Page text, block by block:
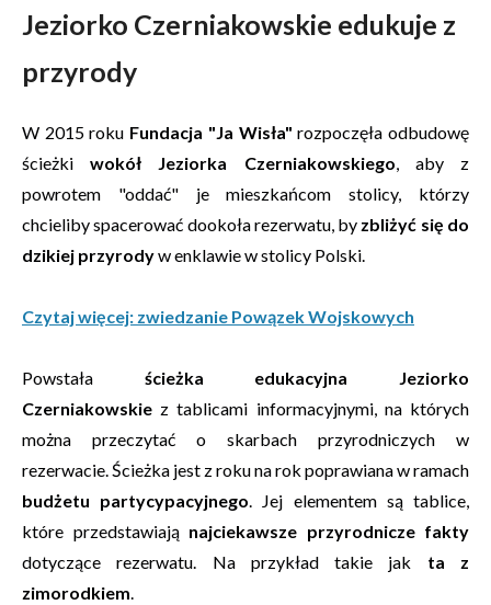
Jeziorko Czerniakowskie edukuje z
przyrody
W 2015 roku Fundacja "Ja Wisła" rozpoczęła odbudowę
ścieżkiwokół Jeziorka Czerniakowskiego , aby z
powrotem "oddać" je mieszkańcom stolicy, którzy
chcieliby spacerować dookoła rezerwatu, by zbliżyć się do
dzikiej przyrodyw enklawie w stolicy Polski.
Czytaj więcej: zwiedzanie Powązek Wojskowych
Powstała ścieżka edukacyjna Jeziorko
Czerniakowskie z tablicami informacyjnymi, na których
można przeczytać o skarbach przyrodniczych w
rezerwacie. Ścieżka jest z roku na rok poprawiana w ramach
budżetu partycypacyjnego . Jej elementem są tablice,
które przedstawiają najciekawsze przyrodnicze fakty
dotyczące rezerwatu. Na przykład takie jak ta z
zimorodkiem